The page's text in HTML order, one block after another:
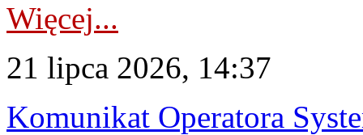
Więcej...
21 lipca 2026, 14:37
Komunikat Operatora